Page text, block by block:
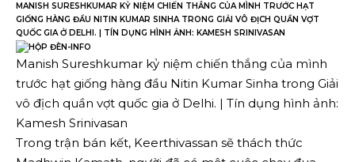
MANISH SURESHKUMAR KỶ NIỆM CHIẾN THẮNG CỦA MÌNH TRƯỚC HẠT
GIỐNG HÀNG ĐẦU NITIN KUMAR SINHA TRONG GIẢI VÔ ĐỊCH QUẦN VỢT
QUỐC GIA Ở DELHI. | TÍN DỤNG HÌNH ẢNH: KAMESH SRINIVASAN
Manish Sureshkumar kỷ niệm chiến thắng của mình
trước hạt giống hàng đầu Nitin Kumar Sinha trong Giải
vô địch quần vợt quốc gia ở Delhi. | Tín dụng hình ảnh:
Kamesh Srinivasan
Trong trận bán kết, Keerthivassan sẽ thách thức